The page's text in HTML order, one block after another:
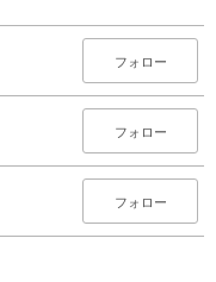
カート
試し読み
フォロー
フォロー
フォロー